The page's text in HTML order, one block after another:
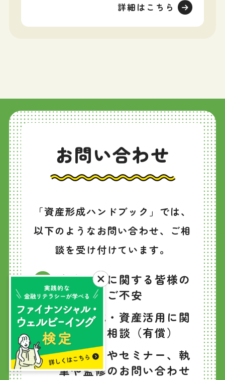
詳細はこちら
お問い合わせ
「資産形成ハンドブック」では、
以下のようなお問い合わせ、ご相
談を受け付けています。
資産形成に関する皆様の
お悩み、ご不安
資産形成・資産活用に関
する個別相談（有償）
イベントやセミナー、執
筆や監修のお問い合わせ